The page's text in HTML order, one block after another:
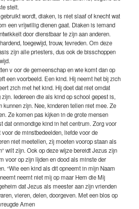
stelt.
wordt, diaken, is niet slaaf of knecht wat
een vrijwillig dienen gaat. Diaken is iemand
door dienstbaar te zijn aan anderen.
toegewijd, trouw, tevreden. Om deze
zijn alle priesters, dus ook de bisschoppen
v oor de gemeenschap en wie komt dan op
een voorbeeld. Een kind. Hij neemt het bij zich
zich met het kind. Hij doet dat niet omdat
Iedereen die als kind op school gepest is,
kunnen zijn. Nee, kinderen tellen niet mee. Ze
Ze komen pas kijken in de grote mensen
dat onmondige kind in het centrum. Zorg voor
de minstbedeelden, liefde voor de
niet meetellen, zij moeten voorop staan als
wilt zijn. Ook op deze wijze bereidt Jezus zijn
voor op zijn lijden en dood als minste der
“Wie een kind als dit opneemt in mijn Naam
neemt niet mij op maar Hem die Mij
dat Jezus als meester aan zijn vrienden
vieren, delen, doorgeven. Met een blos op
Amen